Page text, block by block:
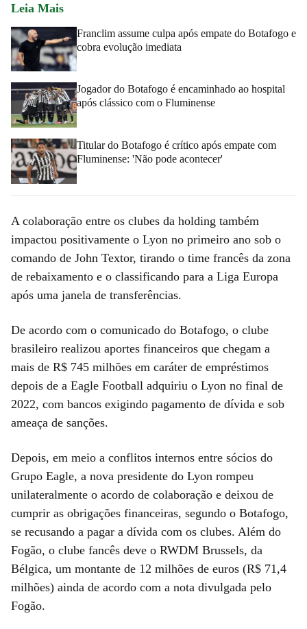
Leia Mais
Franclim assume culpa após empate do Botafogo e
cobra evolução imediata
Jogador do Botafogo é encaminhado ao hospital
após clássico com o Fluminense
Titular do Botafogo é crítico após empate com
Fluminense: 'Não pode acontecer'
A colaboração entre os clubes da holding também
impactou positivamente o Lyon no primeiro ano sob o
comando de John Textor, tirando o time francês da zona
de rebaixamento e o classificando para a Liga Europa
após uma janela de transferências.
De acordo com o comunicado do Botafogo, o clube
brasileiro realizou aportes financeiros que chegam a
mais de R$ 745 milhões em caráter de empréstimos
depois de a Eagle Football adquiriu o Lyon no final de
2022, com bancos exigindo pagamento de dívida e sob
ameaça de sanções.
Depois, em meio a conflitos internos entre sócios do
Grupo Eagle, a nova presidente do Lyon rompeu
unilateralmente o acordo de colaboração e deixou de
cumprir as obrigações financeiras, segundo o Botafogo,
se recusando a pagar a dívida com os clubes. Além do
Fogão, o clube fancês deve o RWDM Brussels, da
Bélgica, um montante de 12 milhões de euros (R$ 71,4
milhões) ainda de acordo com a nota divulgada pelo
Fogão.